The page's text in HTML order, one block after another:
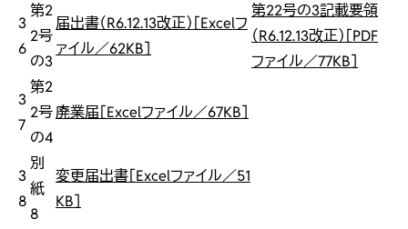
3
6
第2
2号
の3
届出書（R6.12.13改正）［Excelフ
ァイル／62KB］
第22号の3記載要領
（R6.12.13改正）［PDF
ファイル／77KB］
3
7
第2
2号
の4
廃業届［Excelファイル／67KB］
3
8
別
紙
8
変更届出書［Excelファイル／51
KB］